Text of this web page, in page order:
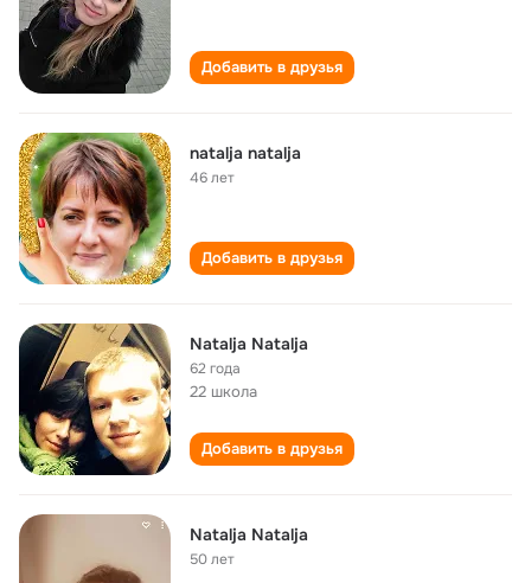
Добавить в друзья
natalja natalja
46 лет
Добавить в друзья
Natalja Natalja
62 года
22 школа
Добавить в друзья
Natalja Natalja
50 лет